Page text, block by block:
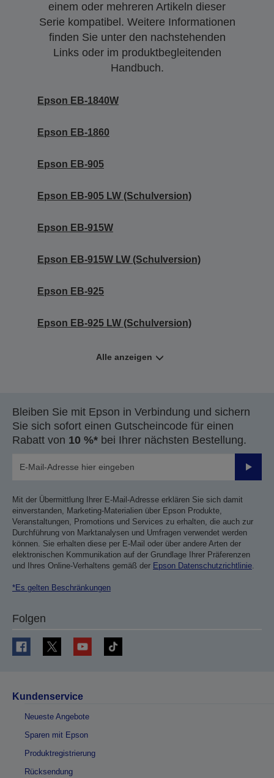
einem oder mehreren Artikeln dieser
Serie kompatibel. Weitere Informationen
finden Sie unter den nachstehenden
Links oder im produktbegleitenden
Handbuch.
Epson EB-1840W
Epson EB-1860
Epson EB-905
Epson EB-905 LW (Schulversion)
Epson EB-915W
Epson EB-915W LW (Schulversion)
Epson EB-925
Epson EB-925 LW (Schulversion)
Alle anzeigen
Bleiben Sie mit Epson in Verbindung und sichern
Sie sich sofort einen Gutscheincode für einen
Rabatt von 10 %* bei Ihrer nächsten Bestellung.
Mit der Übermittlung Ihrer E-Mail-Adresse erklären Sie sich damit
einverstanden, Marketing-Materialien über Epson Produkte,
Veranstaltungen, Promotions und Services zu erhalten, die auch zur
Durchführung von Marktanalysen und Umfragen verwendet werden
können. Sie erhalten diese per E-Mail oder über andere Arten der
elektronischen Kommunikation auf der Grundlage Ihrer Präferenzen
und Ihres Online-Verhaltens gemäß der Epson Datenschutzrichtlinie.
*Es gelten Beschränkungen
Folgen
Kundenservice
Neueste Angebote
Sparen mit Epson
Produktregistrierung
Rücksendung